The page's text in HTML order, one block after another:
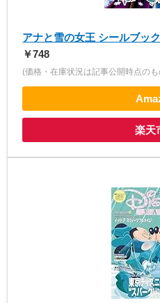
アナと雪の女王 シールブッ
￥748
(価格・在庫状況は記事公開時点の
楽天